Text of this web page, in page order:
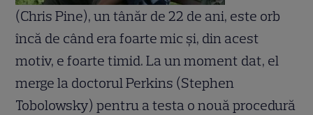
(Chris Pine), un tânăr de 22 de ani, este orb
încă de când era foarte mic și, din acest
motiv, e foarte timid. La un moment dat, el
merge la doctorul Perkins (Stephen
Tobolowsky) pentru a testa o nouă procedură